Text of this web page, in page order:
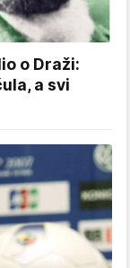
o Draži:
a svi